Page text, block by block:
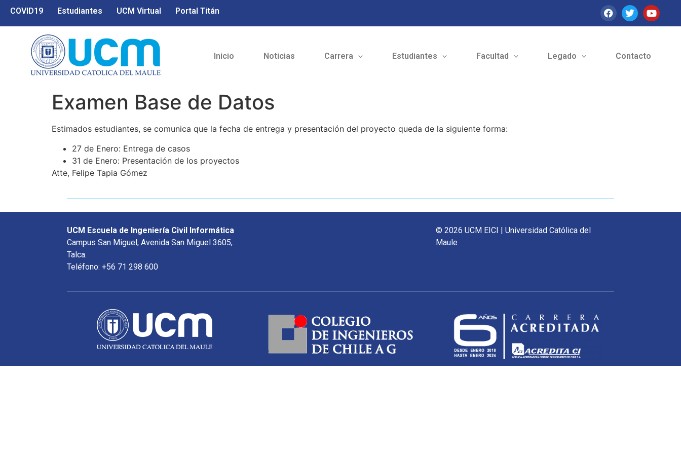
COVID19 Estudiantes UCM Virtual Portal Titán
Inicio Noticias Carrera Estudiantes Facultad Legado Contacto
Examen Base de Datos
Estimados estudiantes, se comunica que la fecha de entrega y presentación del proyecto queda de la siguiente forma:
27 de Enero: Entrega de casos
31 de Enero: Presentación de los proyectos
Atte, Felipe Tapia Gómez
UCM Escuela de Ingeniería Civil Informática
Campus San Miguel, Avenida San Miguel 3605,
Talca.
Teléfono: +56 71 298 600
© 2026 UCM EICI | Universidad Católica del
Maule